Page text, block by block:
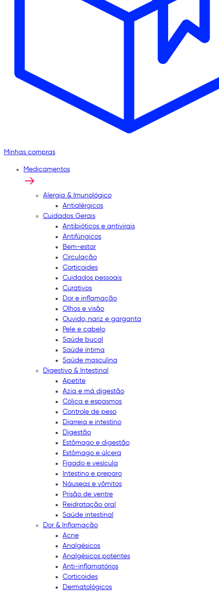
Minhas compras
Medicamentos
Alergia & Imunológico
Antialérgicos
Cuidados Gerais
Antibióticos e antivirais
Antifúngicos
Bem-estar
Circulação
Corticoides
Cuidados pessoais
Curativos
Dor e inflamação
Olhos e visão
Ouvido, nariz e garganta
Pele e cabelo
Saúde bucal
Saúde íntima
Saúde masculina
Digestivo & Intestinal
Apetite
Azia e má digestão
Cólica e espasmos
Controle de peso
Diarreia e intestino
Digestão
Estômago e digestão
Estômago e úlcera
Fígado e vesícula
Intestino e preparo
Náuseas e vômitos
Prisão de ventre
Reidratação oral
Saúde intestinal
Dor & Inflamação
Acne
Analgésicos
Analgésicos potentes
Anti-inflamatórios
Corticoides
Dermatológicos